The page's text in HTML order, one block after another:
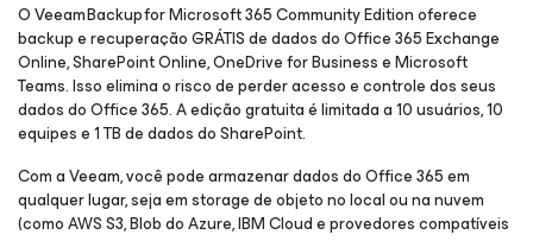
O Veeam Backupfor Microsoft 365Community Edition oferece
backup e recuperação GRÁTIS de dados do Office 365 Exchange
Online, SharePoint Online, OneDrive for Business e Microsoft
Teams. Isso elimina o risco de perder acesso e controle dos seus
dados do Office 365. A edição gratuita é limitada a 10 usuários, 10
equipes e 1 TB de dados do SharePoint.
Com a Veeam, você pode armazenar dados do Office 365 em
qualquer lugar, seja em storage de objeto no local ou na nuvem
(como AWS S3, Blob do Azure, IBM Cloud e provedores compatíveis